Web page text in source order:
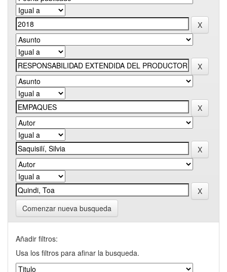
Comenzar nueva busqueda
Añadir filtros:
Usa los filtros para afinar la busqueda.